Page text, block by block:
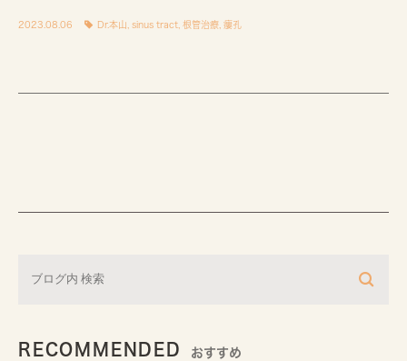
2023.08.06 Dr.本山 sinus tract 根管治療 瘻孔
RECOMMENDED おすすめ